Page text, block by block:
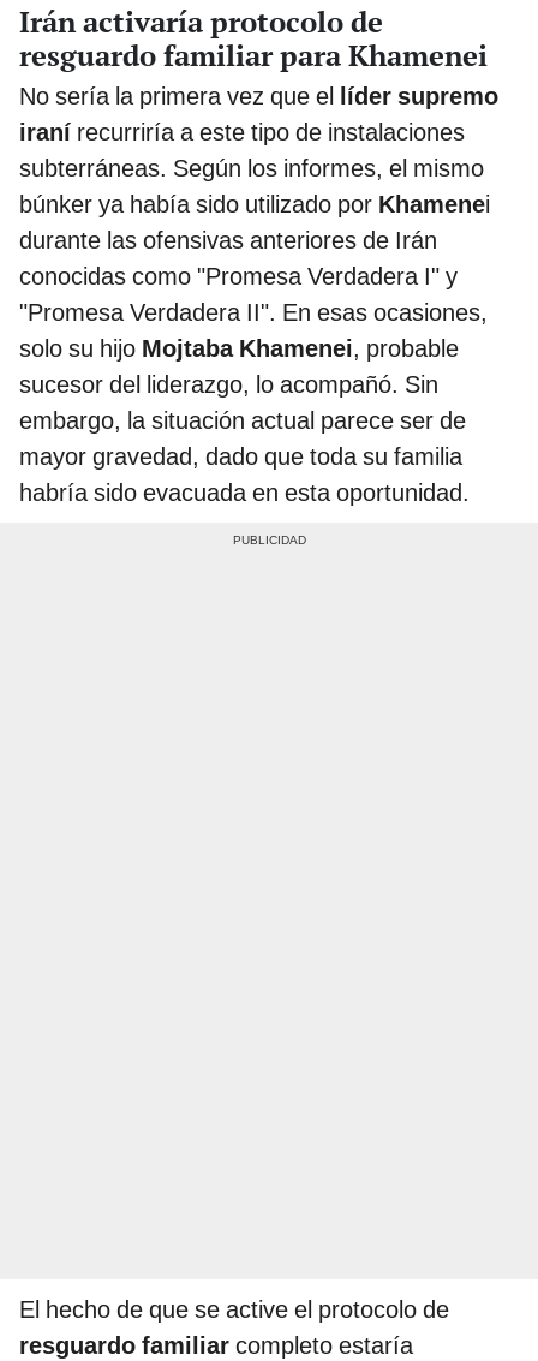
Irán activaría protocolo de
resguardo familiar para Khamenei
No sería la primera vez que el líder supremo
iraní recurriría a este tipo de instalaciones
subterráneas. Según los informes, el mismo
búnker ya había sido utilizado por Khamenei
durante las ofensivas anteriores de Irán
conocidas como "Promesa Verdadera I" y
"Promesa Verdadera II". En esas ocasiones,
solo su hijo Mojtaba Khamenei, probable
sucesor del liderazgo, lo acompañó. Sin
embargo, la situación actual parece ser de
mayor gravedad, dado que toda su familia
habría sido evacuada en esta oportunidad.
El hecho de que se active el protocolo de
resguardo familiar completo estaría